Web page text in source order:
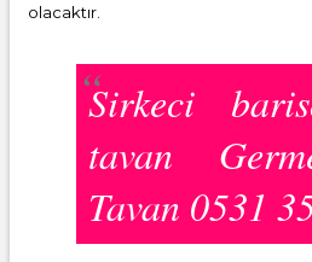
olacaktır.
Sirkeci
tavan
Tavan 0531